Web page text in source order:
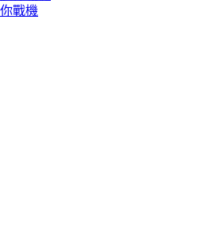
戰機